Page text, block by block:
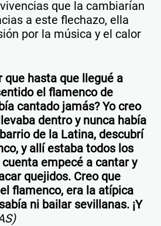
que la cambiarían
a este flechazo, ella
por la música y el calor
que hasta que llegué a
el flamenco de
cantado jamás? Yo creo
dentro y nunca había
de la Latina, descubrí
y allí estaba todos los
empecé a cantar y
quejidos. Creo que
flamenco, era la atípica
ni bailar sevillanas. ¡Y